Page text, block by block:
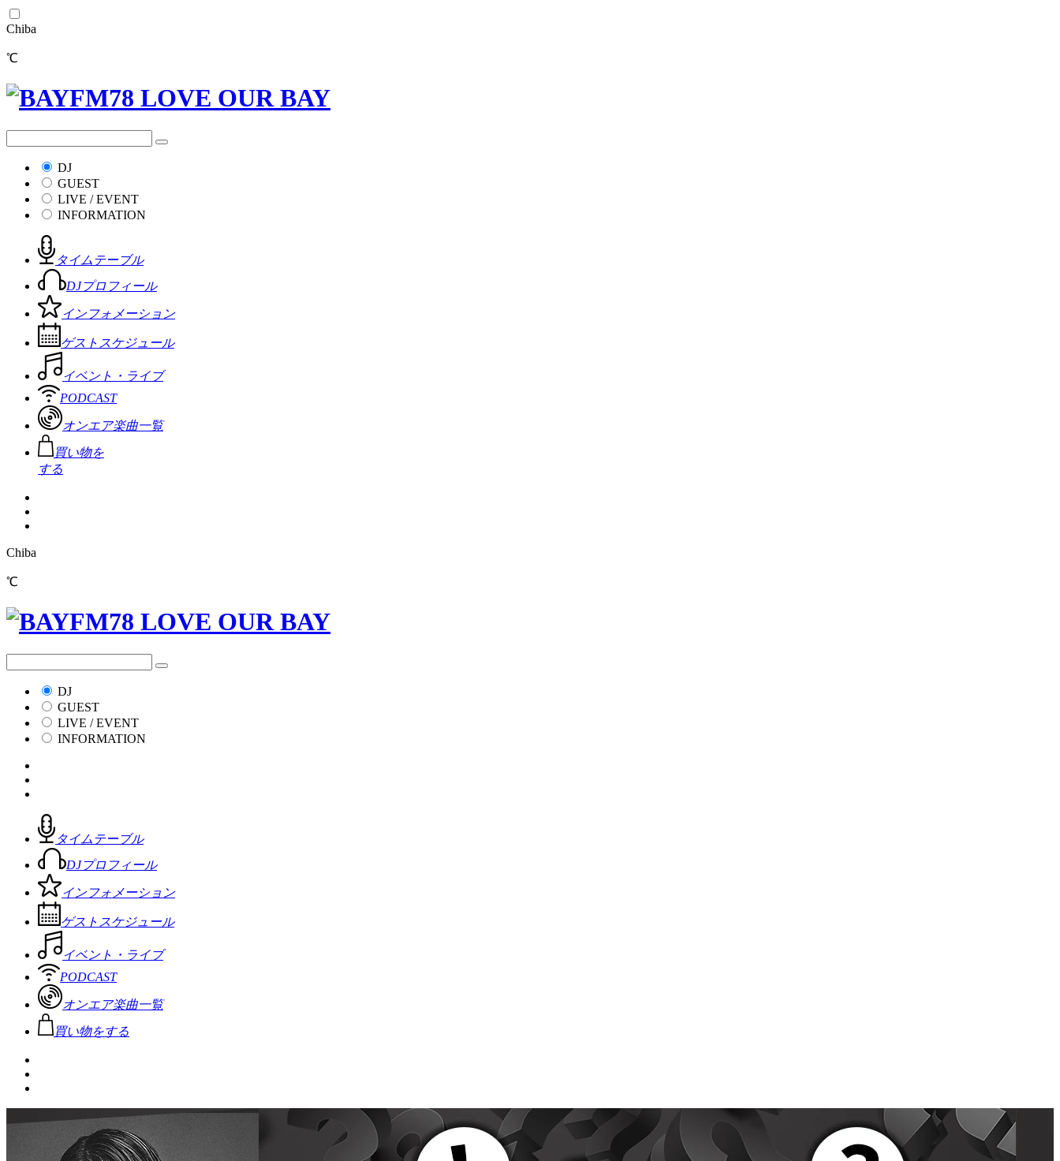
Chiba
℃
DJ
GUEST
LIVE / EVENT
INFORMATION
タイムテーブル
DJプロフィール
インフォメーション
ゲストスケジュール
イベント・ライブ
PODCAST
オンエア楽曲一覧
買い物を
する
Chiba
℃
DJ
GUEST
LIVE / EVENT
INFORMATION
タイムテーブル
DJプロフィール
インフォメーション
ゲストスケジュール
イベント・ライブ
PODCAST
オンエア楽曲一覧
買い物をする